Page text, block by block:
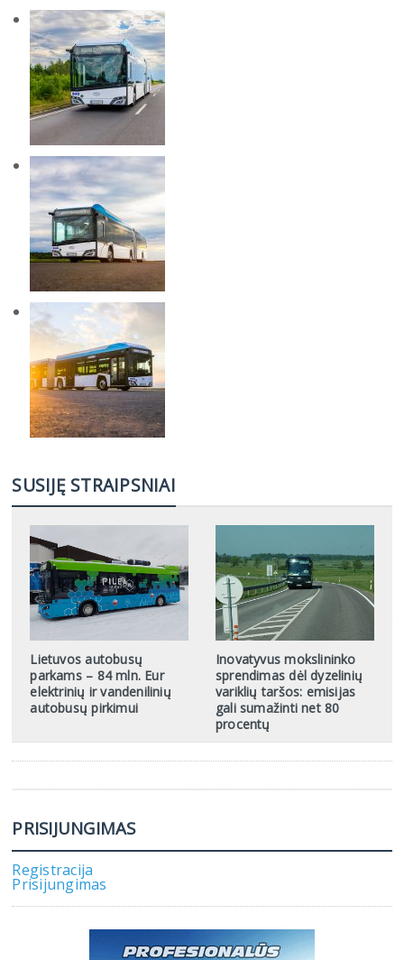
SUSIJĘ STRAIPSNIAI
Lietuvos autobusų
parkams – 84 mln. Eur
elektrinių ir vandenilinių
autobusų pirkimui
Inovatyvus mokslininko
sprendimas dėl dyzelinių
variklių taršos: emisijas
gali sumažinti net 80
procentų
PRISIJUNGIMAS
Registracija
Prisijungimas